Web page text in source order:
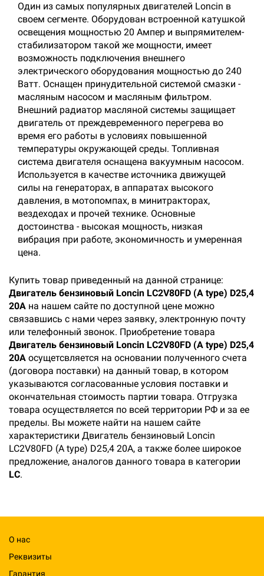
Один из самых популярных двигателей Loncin в
своем сегменте. Оборудован встроенной катушкой
освещения мощностью 20 Ампер и выпрямителем-
стабилизатором такой же мощности, имеет
возможность подключения внешнего
электрического оборудования мощностью до 240
Ватт. Оснащен принудительной системой смазки -
масляным насосом и масляным фильтром.
Внешний радиатор масляной системы защищает
двигатель от преждевременного перегрева во
время его работы в условиях повышенной
температуры окружающей среды. Топливная
система двигателя оснащена вакуумным насосом.
Используется в качестве источника движущей
силы на генераторах, в аппаратах высокого
давления, в мотопомпах, в минитракторах,
вездеходах и прочей технике. Основные
достоинства - высокая мощность, низкая
вибрация при работе, экономичность и умеренная
цена.
Купить товар приведенный на данной странице:
Двигатель бензиновый Loncin LC2V80FD (A type) D25,4
20А на нашем сайте по доступной цене можно
связавшись с нами через заявку, электронную почту
или телефонный звонок. Приобретение товара
Двигатель бензиновый Loncin LC2V80FD (A type) D25,4
20А осущетсвляется на основании полученного счета
(договора поставки) на данный товар, в котором
указываются согласованные условия поставки и
окончательная стоимость партии товара. Отгрузка
товара осуществляется по всей территории РФ и за ее
пределы. Вы можете найти на нашем сайте
характеристики Двигатель бензиновый Loncin
LC2V80FD (A type) D25,4 20А, а также более широкое
предложение, аналогов данного товара в категории
LC.
О нас
Реквизиты
Гарантия